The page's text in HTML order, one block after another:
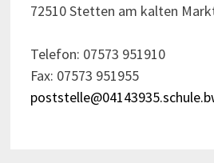
72510 Stetten am kalten
Telefon: 07573 951910
Fax: 07573 951955